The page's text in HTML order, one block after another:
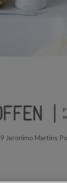
Jeronimo Martins